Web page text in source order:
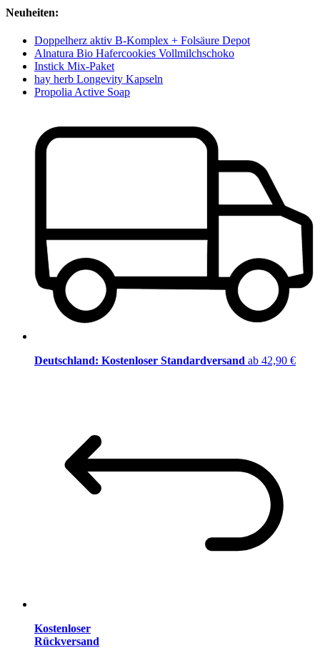
Neuheiten:
Doppelherz aktiv B-Komplex + Folsäure Depot
Alnatura Bio Hafercookies Vollmilchschoko
Instick Mix-Paket
hay herb Longevity Kapseln
Propolia Active Soap
Deutschland: Kostenloser Standardversand ab 42,90 €
Kostenloser
Rückversand